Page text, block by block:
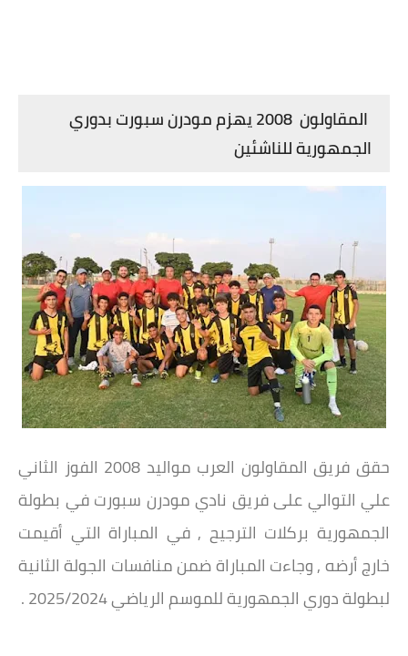
المقاولون 2008 يهزم مودرن سبورت بدوري
الجمهورية للناشئين
حقق فريق المقاولون العرب مواليد 2008 الفوز الثاني
علي التوالي على فريق نادي مودرن سبورت في بطولة
الجمهورية بركلات الترجيح , في المباراة التي أقيمت
خارج أرضه , وجاءت المباراة ضمن منافسات الجولة الثانية
لبطولة دوري الجمهورية للموسم الرياضي 2025/2024 .